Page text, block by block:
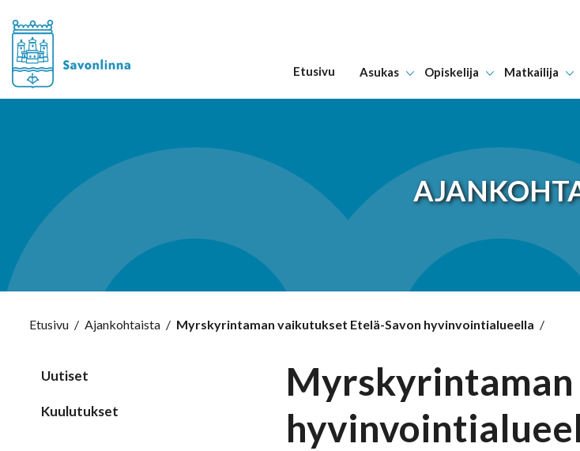
Etusivu Asukas Opiskelija Matkailija
Etusivu / Ajankohtaista / Myrskyrintaman vaikutukset Etelä-Savon hyvinvointialueella /
Uutiset
Kuulutukset
Myrskyrintaman